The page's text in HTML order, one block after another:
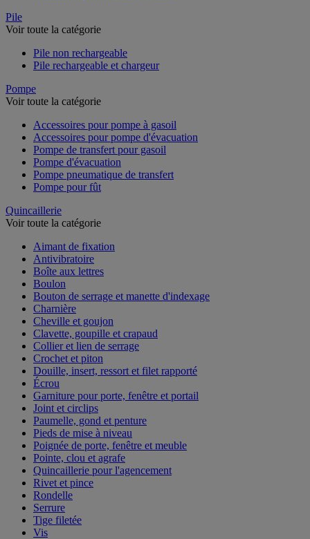
Pile
Voir toute la catégorie
Pile non rechargeable
Pile rechargeable et chargeur
Pompe
Voir toute la catégorie
Accessoires pour pompe à gasoil
Accessoires pour pompe d'évacuation
Pompe de transfert pour gasoil
Pompe d'évacuation
Pompe pneumatique de transfert
Pompe pour fût
Quincaillerie
Voir toute la catégorie
Aimant de fixation
Antivibratoire
Boîte aux lettres
Boulon
Bouton de serrage et manette d'indexage
Charnière
Cheville et goujon
Clavette, goupille et crapaud
Collier et lien de serrage
Crochet et piton
Douille, insert, ressort et filet rapporté
Écrou
Garniture pour porte, fenêtre et portail
Joint et circlips
Paumelle, gond et penture
Pieds de mise à niveau
Poignée de porte, fenêtre et meuble
Pointe, clou et agrafe
Quincaillerie pour l'agencement
Rivet et pince
Rondelle
Serrure
Tige filetée
Vis